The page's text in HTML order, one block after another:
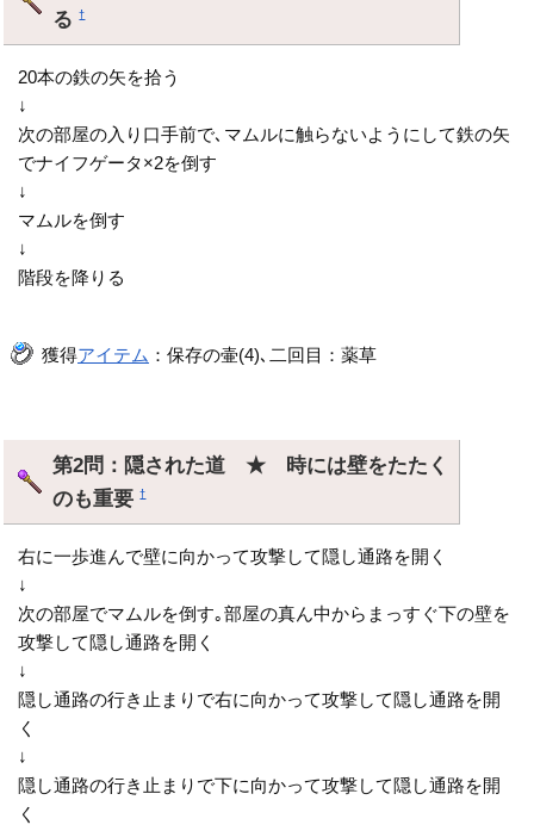
る†
20本の鉄の矢を拾う
↓
次の部屋の入り口手前で､マムルに触らないようにして鉄の矢
でナイフゲータ×2を倒す
↓
マムルを倒す
↓
階段を降りる
獲得アイテム ：保存の壷(4)､二回目：薬草
第2問：隠された道 ★ 時には壁をたたく
のも重要†
右に一歩進んで壁に向かって攻撃して隠し通路を開く
↓
次の部屋でマムルを倒す｡部屋の真ん中からまっすぐ下の壁を
攻撃して隠し通路を開く
↓
隠し通路の行き止まりで右に向かって攻撃して隠し通路を開
く
↓
隠し通路の行き止まりで下に向かって攻撃して隠し通路を開
く